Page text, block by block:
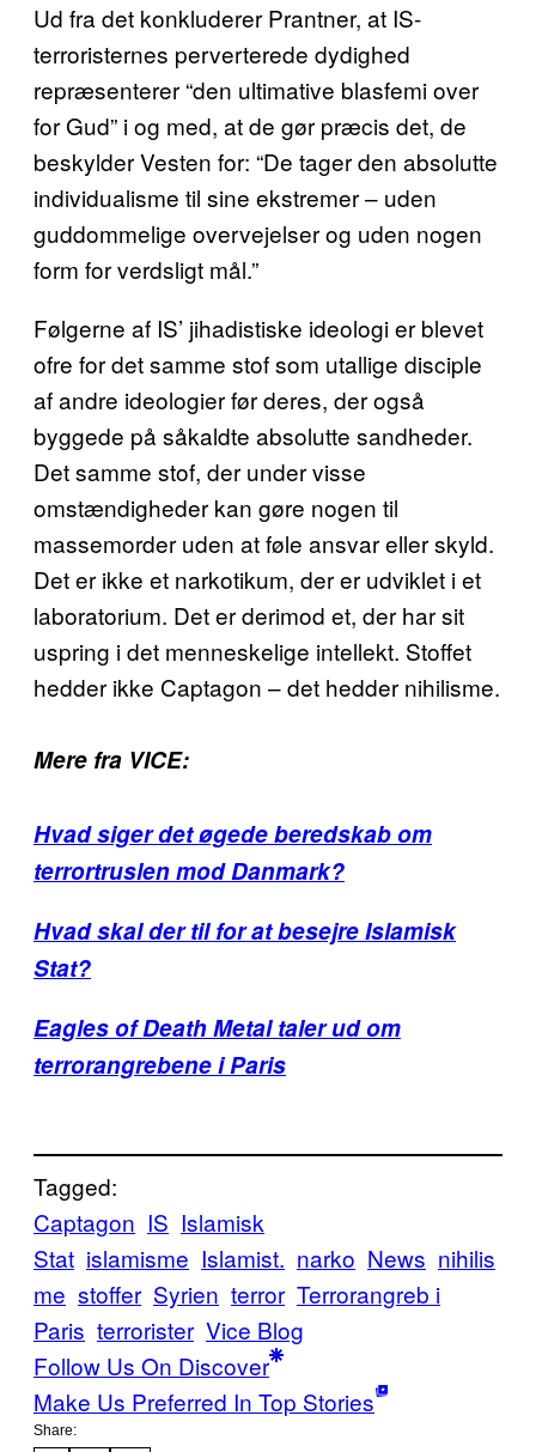
Ud fra det konkluderer Prantner, at IS-
terroristernes perverterede dydighed
repræsenterer “den ultimative blasfemi over
for Gud” i og med, at de gør præcis det, de
beskylder Vesten for: “De tager den absolutte
individualisme til sine ekstremer – uden
guddommelige overvejelser og uden nogen
form for verdsligt mål.”
Følgerne af IS’ jihadistiske ideologi er blevet
ofre for det samme stof som utallige disciple
af andre ideologier før deres, der også
byggede på såkaldte absolutte sandheder.
Det samme stof, der under visse
omstændigheder kan gøre nogen til
massemorder uden at føle ansvar eller skyld.
Det er ikke et narkotikum, der er udviklet i et
laboratorium. Det er derimod et, der har sit
uspring i det menneskelige intellekt. Stoffet
hedder ikke Captagon – det hedder nihilisme.
Mere fra VICE:
Hvad siger det øgede beredskab om
terrortruslen mod Danmark?
Hvad skal der til for at besejre Islamisk
Stat?
Eagles of Death Metal taler ud om
terrorangrebene i Paris
Tagged:
Captagon IS Islamisk
Stat islamisme Islamist. narko News nihilis
me stoffer Syrien terror Terrorangreb i
Paris terrorister Vice Blog
Follow Us On Discover
Make Us Preferred In Top Stories
Share: